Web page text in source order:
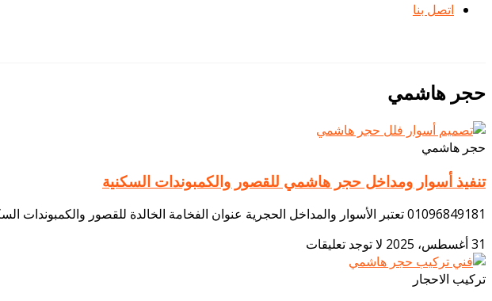
اتصل بنا
حجر هاشمي
حجر هاشمي
تنفيذ أسوار ومداخل حجر هاشمي للقصور والكمبوندات السكنية
01096849181 تعتبر الأسوار والمداخل الحجرية عنوان الفخامة الخالدة للقصور والكمبوندات السكنية، وفي شركة المصطفى للديكور نترجم هذا المفهوم إلى واقع ملموس. نحن متخصصون في تنفيذ
31 أغسطس، 2025
لا توجد تعليقات
تركيب الاحجار